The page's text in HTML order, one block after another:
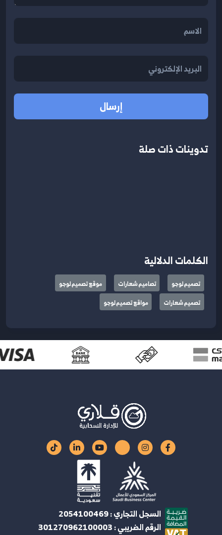
إرسال
تدوينات ذات صلة
الكلمات الدلالية
تصميم لوجو تصاميم شعارات
موقع تصميم لوجو
تصميم شعارات
مواقع تصميم لوجو
السجل التجاري : 2054100469
الرقم الضريبي : 301270962100003